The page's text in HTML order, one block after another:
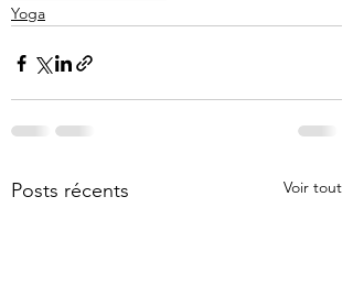
Yoga
Posts récents Voir tout